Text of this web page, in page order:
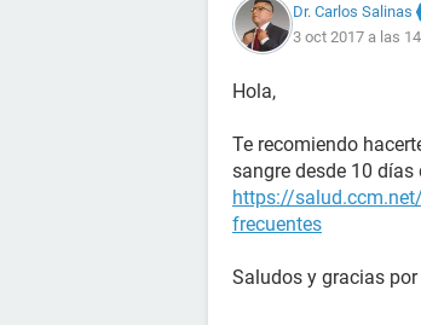
Dr. Carlos Salinas
3 oct 2017 a las
Hola,
Te recomiendo
sangre desde 10
https://
frecuentes
Saludos y gracias por